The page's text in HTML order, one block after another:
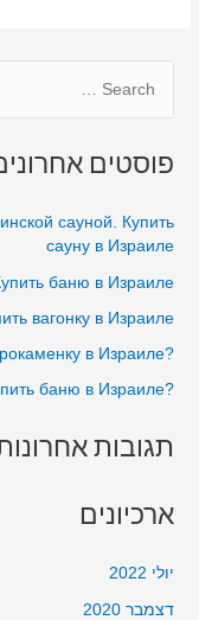
–
ביאנוחג'ת
בבית
r
:
פוסטים
сауной. Купить
сауну в Израиле
баню в Израиле
вагонку в Израиле
?Как правильно купить электрокаменку в Израиле
?Какую купить баню в Израиле
תגובות
ארכיונים
יולי 2022
דצמבר 2020